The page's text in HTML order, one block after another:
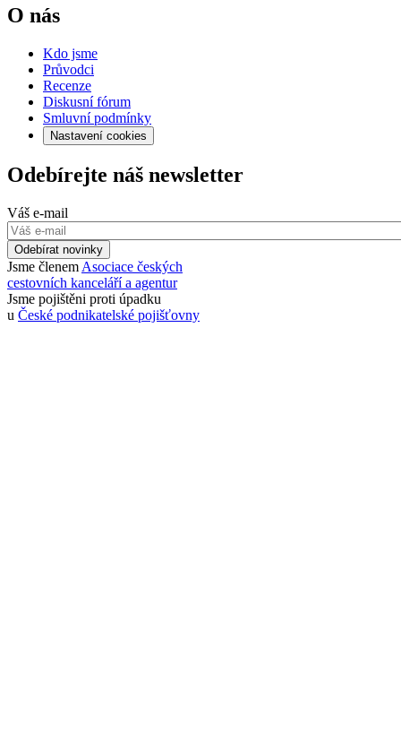
O nás
Kdo jsme
Průvodci
Recenze
Diskusní fórum
Smluvní podmínky
Nastavení cookies
Odebírejte náš newsletter
Váš e-mail
Odebírat novinky
Jsme členem Asociace českých
cestovních kanceláří a agentur
Jsme pojištěni proti úpadku
u České podnikatelské pojišťovny